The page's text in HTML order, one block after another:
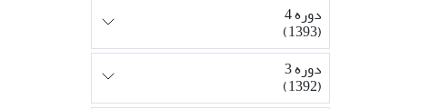
دوره 4
(1393)
دوره 3
(1392)